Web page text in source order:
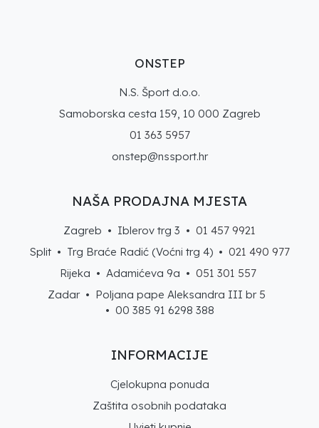
ONSTEP
N.S. Šport d.o.o.
Samoborska cesta 159, 10 000 Zagreb
01 363 5957
onstep@nssport.hr
INFORMACIJE
Cjelokupna ponuda
Zaštita osobnih podataka
NAŠA PRODAJNA MJESTA
Zagreb • Iblerov trg 3 • 01 457 9921
Split • Trg Braće Radić (Voćni trg 4) • 021 490 977
Rijeka • Adamićeva 9a • 051 301 557
Zadar • Poljana pape Aleksandra III br 5
• 00 385 91 6298 388